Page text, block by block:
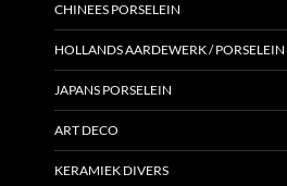
CHINEES PORSELEIN
HOLLANDS AARDEWERK / PORSELEIN
JAPANS PORSELEIN
ART DECO
KERAMIEK DIVERS